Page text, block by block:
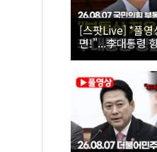
[스팟Live] *풀영
면!"...李대통령
| 26.08.07 국민
위원회 전체회의